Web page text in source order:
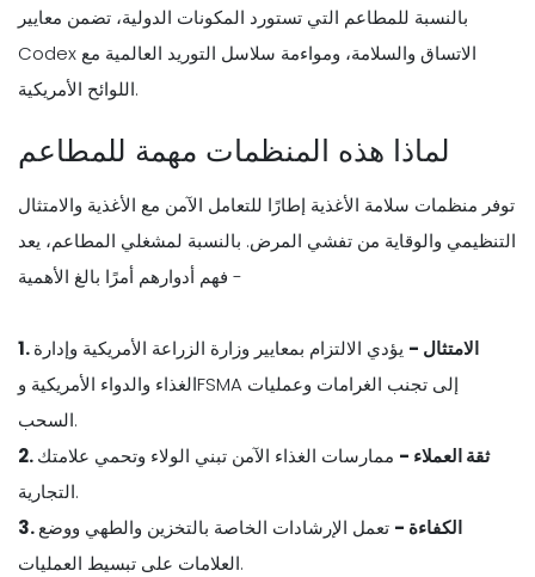
بالنسبة للمطاعم التي تستورد المكونات الدولية، تضمن معايير
Codex الاتساق والسلامة، ومواءمة سلاسل التوريد العالمية مع
اللوائح الأمريكية.
لماذا هذه المنظمات مهمة للمطاعم
توفر منظمات سلامة الأغذية إطارًا للتعامل الآمن مع الأغذية والامتثال
التنظيمي والوقاية من تفشي المرض. بالنسبة لمشغلي المطاعم، يعد
فهم أدوارهم أمرًا بالغ الأهمية -
1. الامتثال - يؤدي الالتزام بمعايير وزارة الزراعة الأمريكية وإدارة
الغذاء والدواء الأمريكية وFSMA إلى تجنب الغرامات وعمليات
السحب.
2. ثقة العملاء - ممارسات الغذاء الآمن تبني الولاء وتحمي علامتك
التجارية.
3. الكفاءة - تعمل الإرشادات الخاصة بالتخزين والطهي ووضع
العلامات على تبسيط العمليات.